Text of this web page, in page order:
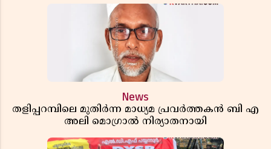
News
തളിപ്പറമ്പിലെ മുതിർന്ന മാധ്യമ പ്രവർത്തകൻ ബി എ
അലി മൊഗ്രാൽ നിര്യാതനായി